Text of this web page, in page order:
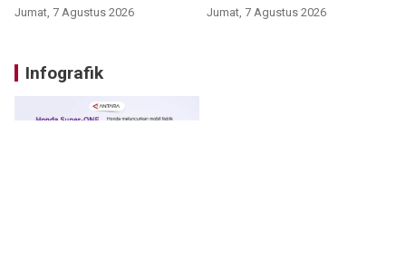
Jumat, 7 Agustus 2026 Jumat, 7 Agustus 2026
Infografik